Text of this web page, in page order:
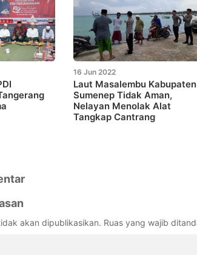
16 Jun 2022
Laut Masalembu Kabupaten
Sumenep Tidak Aman,
Nelayan Menolak Alat
Tangkap Cantrang
akan dipublikasikan. Ruas yang wajib